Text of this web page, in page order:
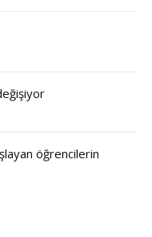
öğrencilerin